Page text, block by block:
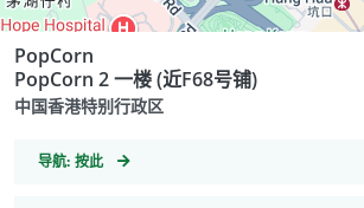
PopCorn
PopCorn 2 一楼 (近F68号铺)
中国香港特别行政区
导航: GeoCoordinates
按此